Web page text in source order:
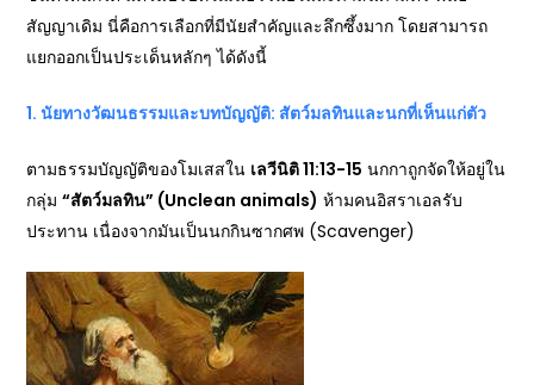
สัญญาเดิม นี่คือการเลือกที่มีนัยสำคัญและลึกซึ้งมาก โดยสามารถ
แยกออกเป็นประเด็นหลักๆ ได้ดังนี้
1.นัยทางวัฒนธรรมและบทบัญญัติ: สัตว์มลทินและนกที่เห็นแก่ตัว
ตามธรรมบัญญัติของโมเสสใน เลวีนิติ 11:13-15 นกกาถูกจัดให้อยู่ใน
กลุ่ม“สัตว์มลทิน” (Unclean animals) ห้ามคนอิสราเอลรับ
ประทาน เนื่องจากมันเป็นนกกินซากศพ (Scavenger)